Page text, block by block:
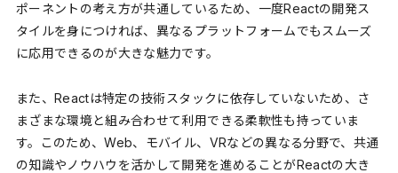
ポーネントの考え方が共通しているため、一度Reactの開発ス
タイルを身につければ、異なるプラットフォームでもスムーズ
に応用できるのが大きな魅力です。
また、Reactは特定の技術スタックに依存していないため、さ
まざまな環境と組み合わせて利用できる柔軟性も持っていま
す。このため、Web、モバイル、VRなどの異なる分野で、共通
の知識やノウハウを活かして開発を進めることがReactの大き